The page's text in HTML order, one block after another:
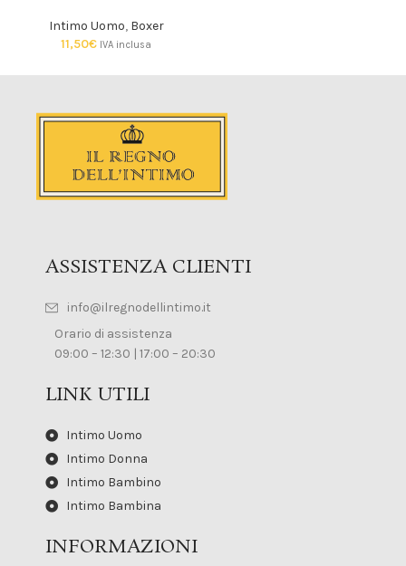
Intimo Uomo, Boxer
11,50€ IVA inclusa
ASSISTENZA CLIENTI
info@ilregnodellintimo.it
Orario di assistenza
09:00 – 12:30 | 17:00 – 20:30
LINK UTILI
Intimo Uomo
Intimo Donna
Intimo Bambino
Intimo Bambina
INFORMAZIONI